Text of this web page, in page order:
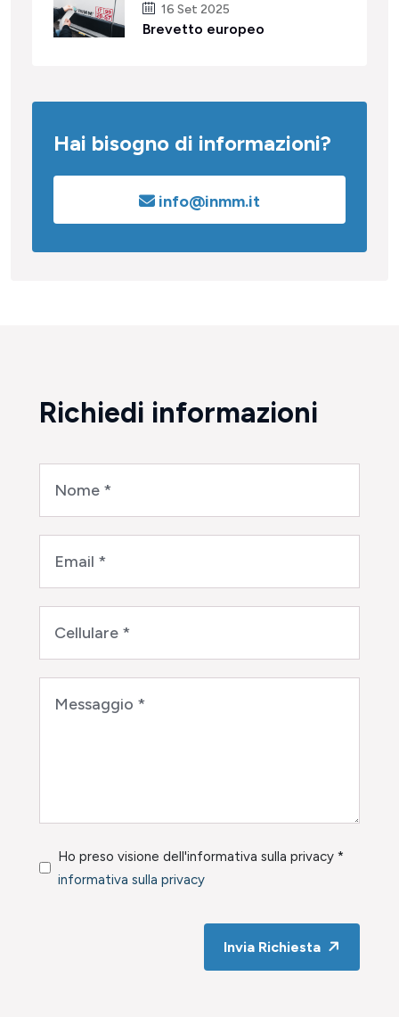
16 Set 2025
Brevetto europeo
Hai bisogno di informazioni?
info@inmm.it
Richiedi informazioni
Ho preso visione dell'informativa sulla privacy *
informativa sulla privacy
Invia Richiesta